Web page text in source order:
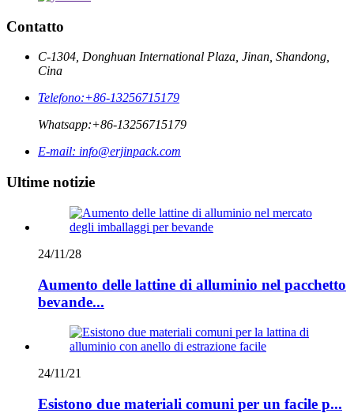
Contatto
C-1304, Donghuan International Plaza, Jinan, Shandong,
Cina
Telefono:+86-13256715179
Whatsapp:+86-13256715179
E-mail: info@erjinpack.com
Ultime notizie
24/11/28
Aumento delle lattine di alluminio nel pacchetto
bevande...
24/11/21
Esistono due materiali comuni per un facile p...